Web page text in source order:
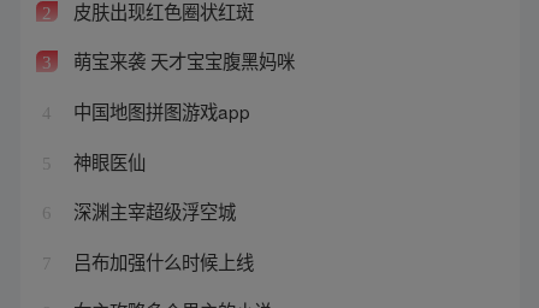
2 皮肤出现红色圈状红斑
3 萌宝来袭 天才宝宝腹黑妈咪
4 中国地图拼图游戏app
5 神眼医仙
6 深渊主宰超级浮空城
7 吕布加强什么时候上线